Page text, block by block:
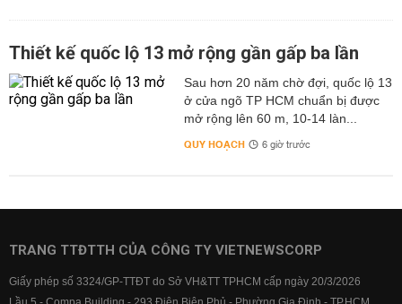
Thiết kế quốc lộ 13 mở rộng gần gấp ba lần
Sau hơn 20 năm chờ đợi, quốc lộ 13
ở cửa ngõ TP HCM chuẩn bị được
mở rộng lên 60 m, 10-14 làn...
QUY HOẠCH 6 giờ trước
TRANG TTĐTTH CỦA CÔNG TY VIETNEWSCORP
Giấy phép số 3324/GP-TTĐT do Sở VH&TT TPHCM cấp ngày 20/3/2026